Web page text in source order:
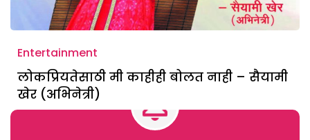
Entertainment
लोकप्रियतेसाठी मी काहीही बोलत नाही – सैयामी
खेर (अभिनेत्री)